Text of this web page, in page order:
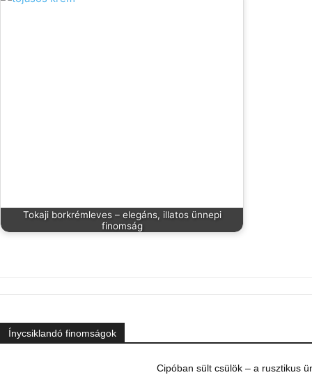
Tokaji borkrémleves – elegáns, illatos ünnepi
finomság
Ínycsiklandó finomságok
Cipóban sült csülök – a rusztikus